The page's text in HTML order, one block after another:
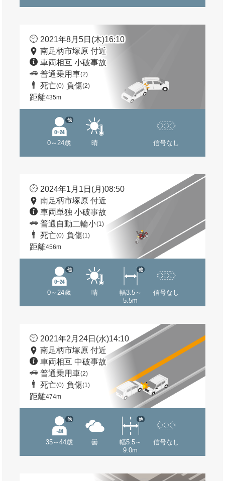
2021年8月5日(木)16:10
南足柄市塚原 付近
車両相互 小破事故
普通乗用車(2)
死亡(0) 負傷(2)
距離435m
0～24歳
他
晴 信号なし
2024年1月1日(月)08:50
南足柄市塚原 付近
車両単独 小破事故
普通自動二輪小(1)
死亡(0) 負傷(1)
距離456m
0～24歳
他
晴
幅3.5～
5.5m
他
信号なし
2021年2月24日(水)14:10
南足柄市塚原 付近
車両相互 中破事故
普通乗用車(2)
死亡(0) 負傷(1)
距離474m
35～44歳
他
曇
幅5.5～
9.0m
他
信号なし